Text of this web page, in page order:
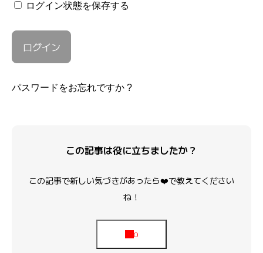
ログイン状態を保存する
パスワードをお忘れですか ?
この記事は役に立ちましたか？
この記事で新しい気づきがあったら❤️で教えてください
ね！